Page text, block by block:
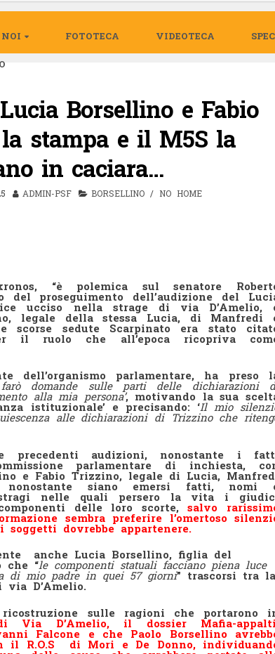
NOI FOTOTECA VIDEOTECA
Borsellino e Fabio
stampa e il M5S la
in caciara…
ADMIN-PSF BORSELLINO/ NO HOME
“è polemica sul senatore
del proseguimento dell’audizione del
ucciso nella strage di via D’Amelio,
legale della stessa Lucia, di Manfredi
scorse sedute Scarpinato era stato
il ruolo che all’epoca ricopriva
dell’organismo parlamentare, ha preso
domande sulle parti delle dichiarazioni
alla mia persona’, motivando la sua
istituzionale’ e precisando: ‘Il mio
alle dichiarazioni di Trizzino che
precedenti audizioni, nonostante i
parlamentare di inchiesta,
e Fabio Trizzino, legale di Lucia,
nonostante siano emersi fatti, nomi
nelle quali persero la vita i
delle loro scorte,salvo
sembra preferire l’omertoso
dovrebbe appartenere.
anche Lucia Borsellino, figlia del
che “le componenti statuali facciano piena luce
di mio padre in quei 57 giorni” trascorsi tra la
D’Amelio.
sulle ragioni che portarono
Via D’Amelio, il dossier Mafia-
Falcone e che Paolo Borsellino
il R.O.S di Mori e De Donno,